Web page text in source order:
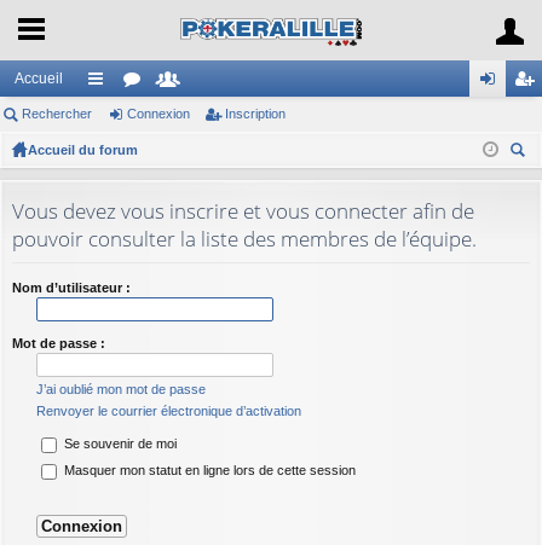
Accueil
ac
co
ci
or
u
s
e
es
ne cri
Rechercher Connexion Inscription
Accueil du forum
Vous devez vous inscrire et vous connecter afin de
pouvoir consulter la liste des membres de l’équipe.
Nom d’utilisateur :
Mot de passe :
J’ai oublié mon mot de passe
Renvoyer le courrier électronique d’activation
Se souvenir de moi
Masquer mon statut en ligne lors de cette session